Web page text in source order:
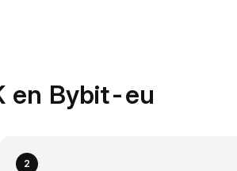
en Bybit-eu
2